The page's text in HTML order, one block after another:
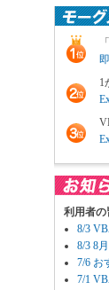
1
利用者の
8/3
8/3 8
7/6 お
7/1